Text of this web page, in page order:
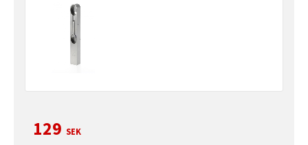
Nedsatt pris:
129 SEK